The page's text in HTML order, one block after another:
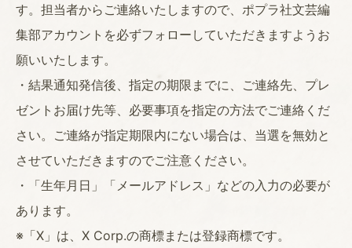
す。担当者からご連絡いたしますので、ポプラ社文芸編
集部アカウントを必ずフォローしていただきますようお
願いいたします。
・結果通知発信後、指定の期限までに、ご連絡先、プレ
ゼントお届け先等、必要事項を指定の方法でご連絡くだ
さい。ご連絡が指定期限内にない場合は、当選を無効と
させていただきますのでご注意ください。
・「生年月日」「メールアドレス」などの入力の必要が
あります。
※「X」は、X Corp.の商標または登録商標です。